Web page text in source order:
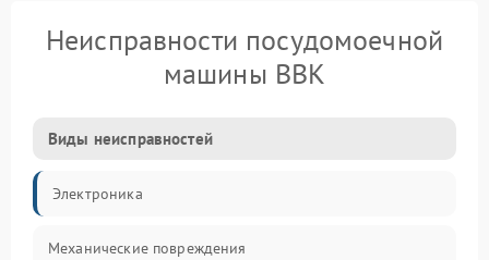
Неисправности посудомоечной
машины BBK
Виды неисправностей
Электроника
Механические повреждения